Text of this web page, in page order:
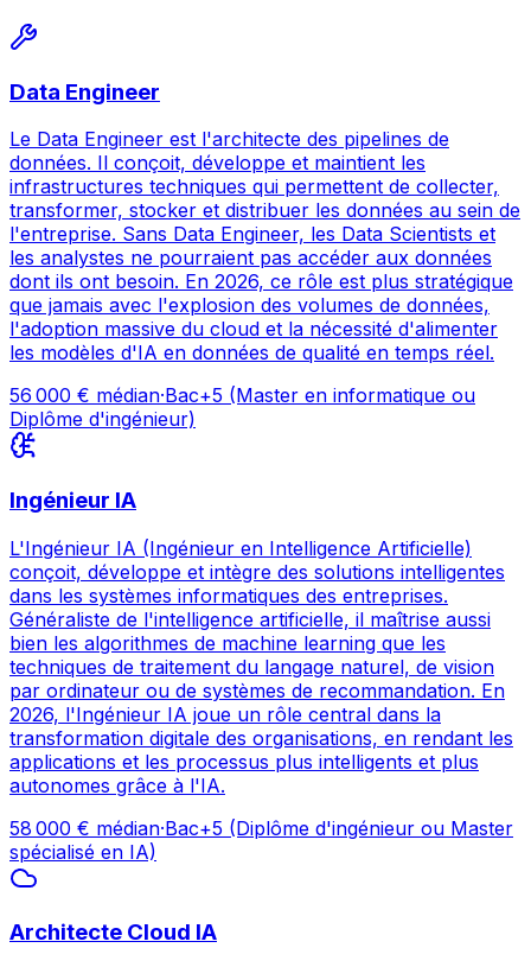
Data Engineer
Le Data Engineer est l'architecte des pipelines de
données. Il conçoit, développe et maintient les
infrastructures techniques qui permettent de collecter,
transformer, stocker et distribuer les données au sein de
l'entreprise. Sans Data Engineer, les Data Scientists et
les analystes ne pourraient pas accéder aux données
dont ils ont besoin. En 2026, ce rôle est plus stratégique
que jamais avec l'explosion des volumes de données,
l'adoption massive du cloud et la nécessité d'alimenter
les modèles d'IA en données de qualité en temps réel.
56 000 € médian·Bac+5 (Master en informatique ou
Diplôme d'ingénieur)
Ingénieur IA
L'Ingénieur IA (Ingénieur en Intelligence Artificielle)
conçoit, développe et intègre des solutions intelligentes
dans les systèmes informatiques des entreprises.
Généraliste de l'intelligence artificielle, il maîtrise aussi
bien les algorithmes de machine learning que les
techniques de traitement du langage naturel, de vision
par ordinateur ou de systèmes de recommandation. En
2026, l'Ingénieur IA joue un rôle central dans la
transformation digitale des organisations, en rendant les
applications et les processus plus intelligents et plus
autonomes grâce à l'IA.
58 000 € médian·Bac+5 (Diplôme d'ingénieur ou Master
spécialisé en IA)
Architecte Cloud IA